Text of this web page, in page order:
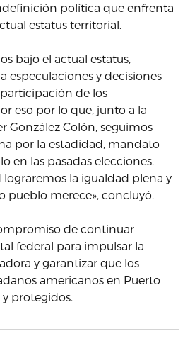
política que enfrenta
estatus territorial.
bajo el actual estatus,
especulaciones y decisiones
de los
eso por lo que, junto a la
González Colón, seguimos
por la estadidad, mandato
en las pasadas elecciones.
la igualdad plena y
pueblo merece», concluyó.
de continuar
federal para impulsar la
y garantizar que los
americanos en Puerto
protegidos.